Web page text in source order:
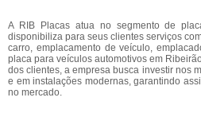
A RIB Placas atua no segmento de
disponibiliza para seus clientes serviços
carro, emplacamento de veículo,
placa para veículos automotivos em
dos clientes, a empresa busca investir nos
e em instalações modernas, garantindo
no mercado.